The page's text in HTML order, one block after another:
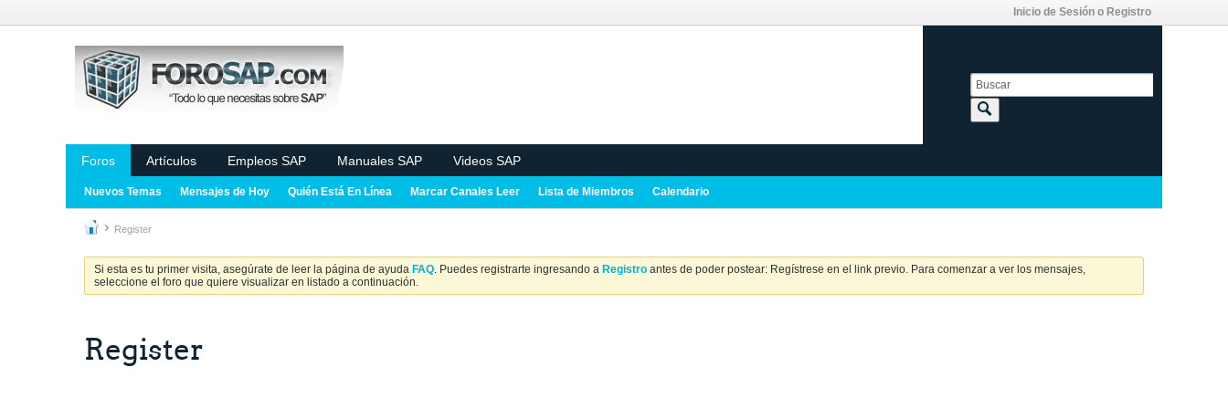
Inicio de Sesión o Registro
Foros Artículos Empleos SAP Manuales SAP Videos SAP
Nuevos Temas Mensajes de Hoy Quién Está En Línea Marcar Canales Leer Lista de Miembros Calendario
Register
Si esta es tu primer visita, asegúrate de leer la página de ayuda FAQ. Puedes registrarte ingresando a Registro antes de poder postear: Regístrese en el link previo. Para comenzar a ver los mensajes,
seleccione el foro que quiere visualizar en listado a continuación.
Register